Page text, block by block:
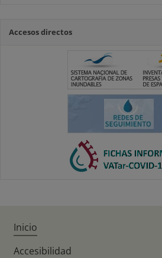
Accesos directos
Inicio
Accesibilidad